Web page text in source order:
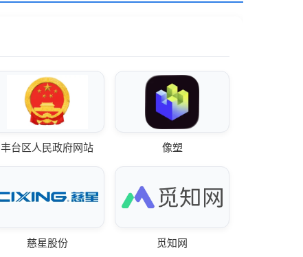
丰台区人民政府网站 像塑
慈星股份 觅知网